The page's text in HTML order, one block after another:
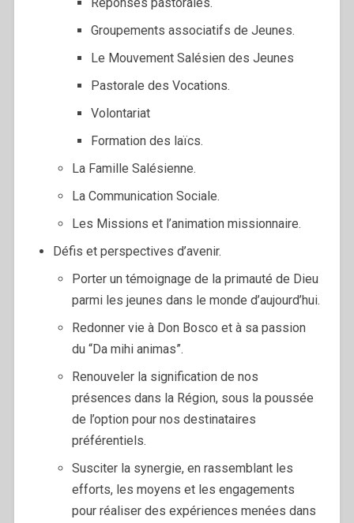
Groupements associatifs de Jeunes.
Le Mouvement Salésien des Jeunes
Pastorale des Vocations.
Volontariat
Formation des laïcs.
La Famille Salésienne.
La Communication Sociale.
Les Missions et l’animation missionnaire.
Défis et perspectives d’avenir.
Porter un témoignage de la primauté de Dieu
parmi les jeunes dans le monde d’aujourd’hui.
Redonner vie à Don Bosco et à sa passion
du “Da mihi animas”.
Renouveler la signification de nos
présences dans la Région, sous la poussée
de l’option pour nos destinataires
préférentiels.
Susciter la synergie, en rassemblant les
efforts, les moyens et les engagements
pour réaliser des expériences menées dans